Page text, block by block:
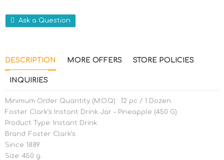
Ask a Question
DESCRIPTION MORE OFFERS STORE POLICIES
INQUIRIES
Minimum Order Quantity (M.O.Q) : 12 pc / 1 Dozen.
Foster Clark’s Instant Drink Jar – Pineapple (450 G)
Product Type: Instant Drink.
Brand: Foster Clark’s.
Since 1889.
Size: 450 g.